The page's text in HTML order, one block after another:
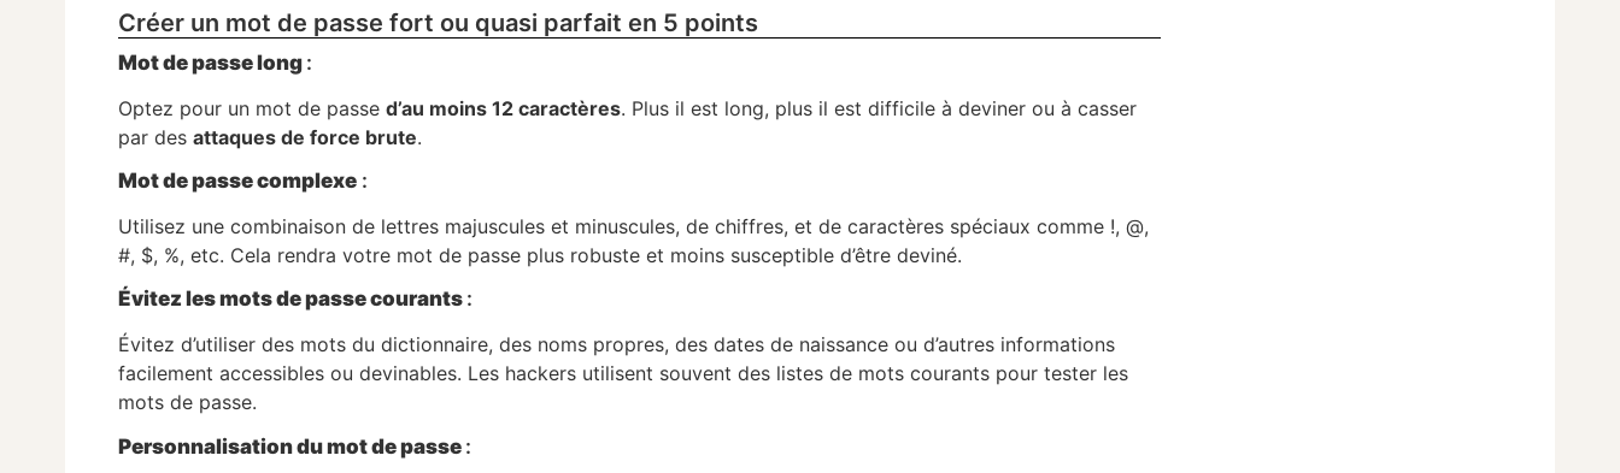
Créer un mot de passe fort ou quasi parfait en 5 points
Mot de passe long :
Optez pour un mot de passed’au moins 12 caractères. Plus il est long, plus il est difficile à deviner ou à casser
par desattaques de force brute.
Mot de passe complexe :
Utilisez une combinaison de lettres majuscules et minuscules, de chiffres, et de caractères spéciaux comme !, @,
#, $, %, etc. Cela rendra votre mot de passe plus robuste et moins susceptible d’être deviné.
Évitez les mots de passe courants :
Évitez d’utiliser des mots du dictionnaire, des noms propres, des dates de naissance ou d’autres informations
facilement accessibles ou devinables. Les hackers utilisent souvent des listes de mots courants pour tester les
mots de passe.
Personnalisation du mot de passe :